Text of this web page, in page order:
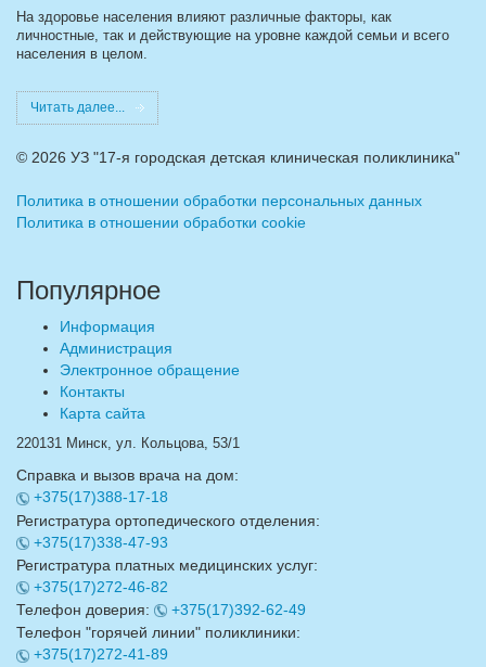
На здоровье населения влияют различные факторы, как
личностные, так и действующие на уровне каждой семьи и всего
населения в целом.
Читать далее...
© 2026 УЗ "17-я городская детская клиническая поликлиника"
Политика в отношении обработки персональных данных
Политика в отношении обработки cookie
Популярное
Информация
Администрация
Электронное обращение
Контакты
Карта сайта
220131 Минск, ул. Кольцова, 53/1
Справка и вызов врача на дом:
+375(17)388-17-18
Регистратура ортопедического отделения:
+375(17)338-47-93
Регистратура платных медицинских услуг:
+375(17)272-46-82
Телефон доверия:
+375(17)392-62-49
Телефон "горячей линии" поликлиники:
+375(17)272-41-89